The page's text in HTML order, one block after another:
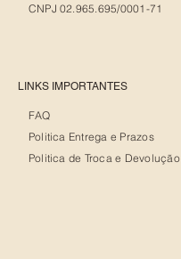
CNPJ 02.965.695/0001-71
LINKS IMPORTANTES
FAQ
Politica Entrega e Prazos
Politica de Troca e Devolução